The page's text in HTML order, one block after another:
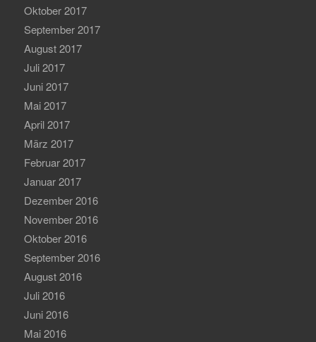
Oktober 2017
September 2017
August 2017
Juli 2017
Juni 2017
Mai 2017
April 2017
März 2017
Februar 2017
Januar 2017
Dezember 2016
November 2016
Oktober 2016
September 2016
August 2016
Juli 2016
Juni 2016
Mai 2016